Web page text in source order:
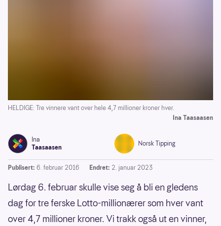
HELDIGE: Tre vinnere vant over hele 4,7 millioner kroner hver.
Ina Taasaasen
Ina
Taasaasen
Norsk Tipping
Publisert: 6. februar 2016 Endret: 2. januar 2023
Lørdag 6. februar skulle vise seg å bli en gledens
dag for tre ferske Lotto-millionærer som hver vant
over 4,7 millioner kroner. Vi trakk også ut en vinner,